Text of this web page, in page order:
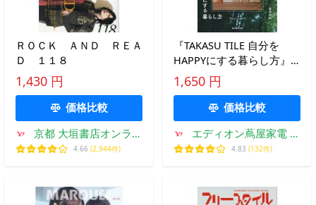
ＲＯＣＫ ＡＮＤ ＲＥＡ
Ｄ １１８
1,430 円
価格比較
京都 大垣書店オンライ
ン
4.66 (2,944件)
『TAKASU TILE 自分を
HAPPYにする暮らし方』
高須 亮佑（誠文堂新光
社）
1,650 円
価格比較
エディオン蔦屋家電 ヤ
フー店
4.83 (132件)